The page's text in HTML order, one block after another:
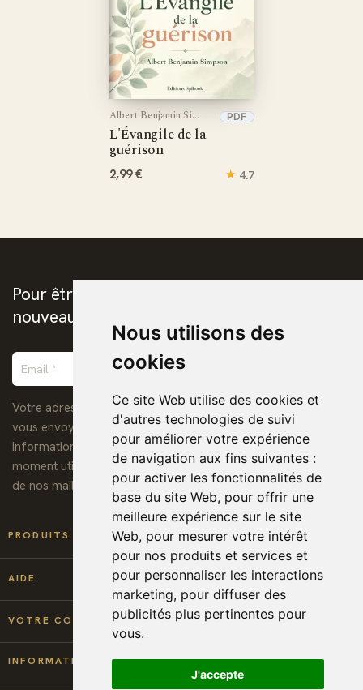
Nous utilisons des
cookies
Ce site Web utilise des cookies et
d'autres technologies de suivi
pour améliorer votre expérience
de navigation aux fins suivantes :
pour activer les fonctionnalités de
base du site Web, pour offrir une
meilleure expérience sur le site
Web, pour mesurer votre intérêt
pour nos produits et services et
pour personnaliser les interactions
marketing, pour diffuser des
publicités plus pertinentes pour
vous.
J'accepte
Albert Benjamin Simpson
L'Évangile de la
guérison
PDF
2,99 € ★ 4.7
Pour être prévenus de la publication des
nouveaux ebooks chrétiens
Votre adresse de messagerie est uniquement utilisée pour
vous envoyer notre lettre d'information ainsi que des
informations concernant nos activités. Vous pouvez à tout
moment utiliser le lien de désabonnement intégré dans chacun
de nos mails.
PRODUITS
AIDE
VOTRE COMPTE
INFORMATIONS